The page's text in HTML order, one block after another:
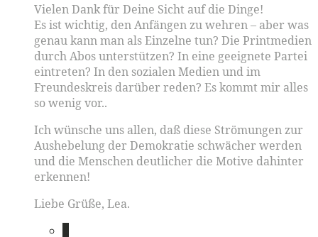
Vielen Dank für Deine Sicht auf die Dinge!
Es ist wichtig, den Anfängen zu wehren – aber was
genau kann man als Einzelne tun? Die Printmedien
durch Abos unterstützen? In eine geeignete Partei
eintreten? In den sozialen Medien und im
Freundeskreis darüber reden? Es kommt mir alles
so wenig vor..
Ich wünsche uns allen, daß diese Strömungen zur
Aushebelung der Demokratie schwächer werden
und die Menschen deutlicher die Motive dahinter
erkennen!
Liebe Grüße, Lea.